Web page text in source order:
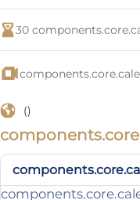
30
()